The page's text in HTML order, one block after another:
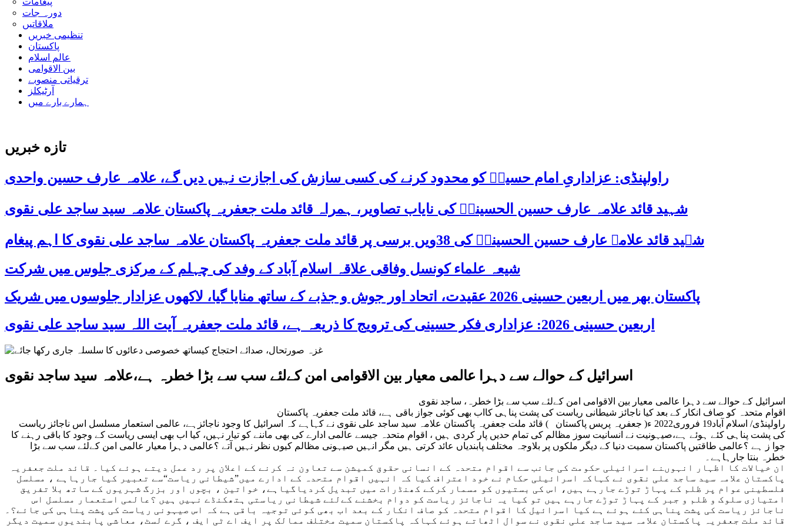
دورہ جات
ملاقاتیں
تنظیمی خبریں
پاکستان
عالم اسلام
بین الاقوامی
ترقیاتی منصوبے
آرٹیکلز
ہمارے بارے میں
تازه خبریں
راولپنڈی: عزاداریِ امام حسینؑ کو محدود کرنے کی کسی سازش کی اجازت نہیں دیں گے، علامہ عارف حسین واحدی
شہید قائد علامہ عارف حسین الحسینیؒ کی نایاب تصاویر، ہمراہ قائد ملت جعفریہ پاکستان علامہ سید ساجد علی نقوی
شہید قائد علامہ عارف حسین الحسینیؒ کی 38ویں برسی پر قائد ملت جعفریہ پاکستان علامہ ساجد علی نقوی کا اہم پیغام
شیعہ علماء کونسل وفاقی علاقہ اسلام آباد کے وفد کی چہلم کے مرکزی جلوس میں شرکت
پاکستان بھر میں اربعین حسینی 2026 عقیدت، اتحاد اور جوش و جذبے کے ساتھ منایا گیا، لاکھوں عزادار جلوسوں میں شریک
اربعین حسینی 2026: عزاداری فکر حسینی کی ترویج کا ذریعہ ہے، قائد ملت جعفریہ آیت اللہ سید ساجد علی نقوی
اسرائیل کے حوالے سے دہرا عالمی معیار بین الاقوامی امن کےلئے سب سے بڑا خطرہ ہے،علامہ سید ساجد نقوی
اسرائیل کے حوالے سے دہرا عالمی معیار بین الاقوامی امن کےلئے سب سے بڑا خطرہ، ساجد نقوی
اقوام متحدہ کو صاف انکار کے بعد کیا ناجائز شیطانی ریاست کی پشت پناہی کااب بھی کوئی جواز باقی ہے، قائد ملت جعفریہ پاکستان
راولپنڈی/ اسلام آباد19 فروری2022 ء( جعفریہ پریس پاکستان ) قائد ملت جعفریہ پاکستان علامہ سید ساجد علی نقوی نے کہاہے کہ اسرائیل کا وجود ناجائزہے، عالمی استعمار مسلسل اس ناجائز ریاست
کی پشت پناہی کئے ہوئے ہے،صیہونیت نے انسانیت سوز مظالم کی تمام حدیں پار کردی ہیں ، اقوام متحدہ جیسے عالمی ادارے کی بھی ماننے کو تیار نہیں، کیا اب بھی ایسی ریاست کے وجود کا باقی رہنے کا
جوا ز ہے ؟عالمی طاقتیں پاکستان سمیت دنیا کے دیگر ملکوں پر بلاوجہ مختلف پابندیاں عائد کرتی ہیں مگر انہیں صیہونی مظالم کیوں نظر نہیں آتے ؟عالمی دہرا معیار عالمی امن کےلئے سب سے بڑا
خطرہ بنتا جارہاہے۔
ان خیالات کا اظہار انہوںنے اسرائیلی حکومت کی جانب سے اقوام متحدہ کے انسانی حقوق کمیشن سے تعاون نہ کرنے کے اعلان پر رد عمل دیتے ہوئے کیا۔ قائد ملت جعفریہ
پاکستان علامہ سید ساجد علی نقوی نے کہاکہ اسرائیلی حکام نے خود اعتراف کیا کہ انہیں اقوام متحدہ کے ادارے میں”شیطانی ریاست“سے تعبیر کیا جارہاہے ، مسلسل
فلسطینی عوام پر ظلم کے پہاڑ توڑے جارہے ہیں، اس کی بستیوں کو مسمار کرکے کھنڈرات میں تبدیل کردیاگیاہے، خواتین ، بچوں اور بزرگ شہریوں کے ساتھ بلا تفریق
امتیازی سلوک و ظلم و جبر کے پہاڑ توڑے جارہے ہیں تو کیا یہ ناجائز ریاست کو دوام بخشنے کےلئے شیطانی ریاستی ہتھکنڈے نہیں ہیں ؟عالمی استعمار مسلسل اس
ناجائز ریاست کی پشت پناہی کئے ہوئے ہے کیا اسرائیل کا اقوام متحدہ کو صاف انکار کے بعد اب بھی کوئی توجیہ باقی ہے کہ اس صیہونی ریاست کی پشت پناہی کی جائے؟۔
قائد ملت جعفریہ پاکستان علامہ سید ساجد علی نقوی نے سوال اٹھاتے ہوئے کہاکہ پاکستان سمیت مختلف ممالک پر ایف اے ٹی ایف ، گرے لسٹ، معاشی پابندیوں سمیت دیگر